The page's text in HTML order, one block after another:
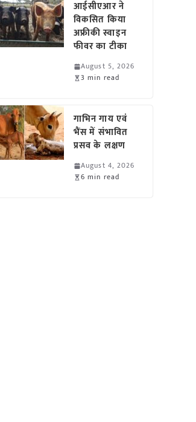
आईसीएआर ने
विकसित किया
अफ्रीकी स्वाइन
फीवर का टीका
August 5, 2026
3 min read
गाभिन गाय एवं
भैंस में संभावित
प्रसव के लक्षण
August 4, 2026
6 min read